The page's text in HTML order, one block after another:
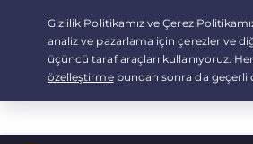
Your choice:The Best Dealfor
/month